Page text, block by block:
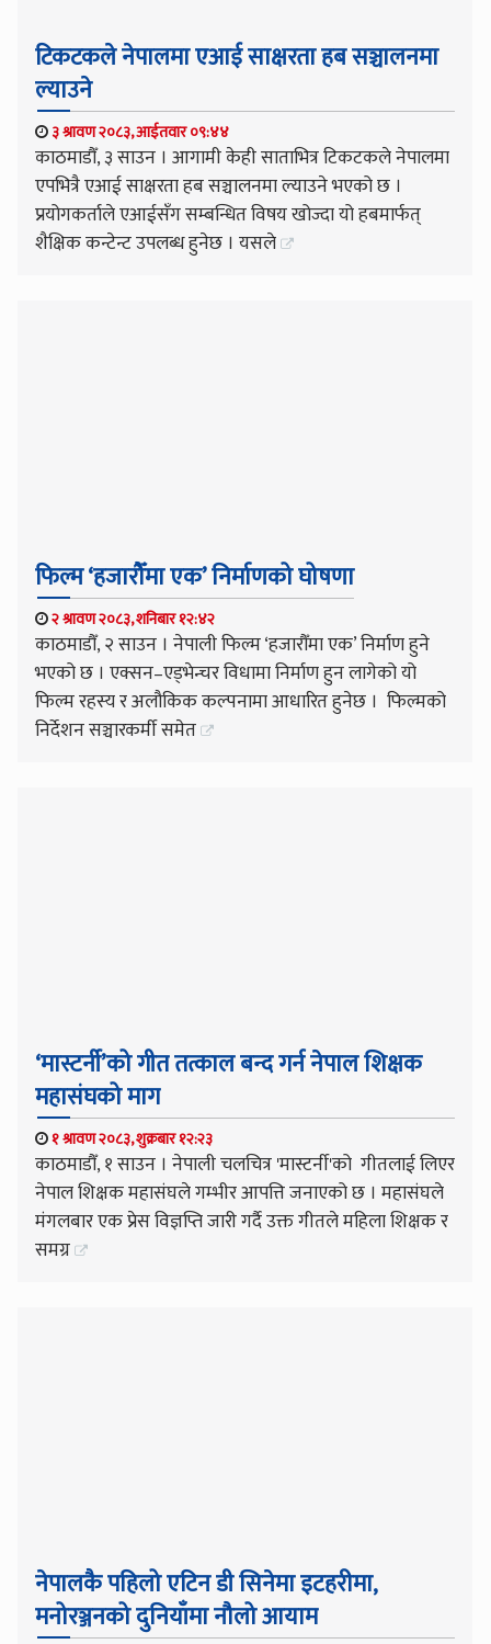
टिकटकले नेपालमा एआई साक्षरता हब सञ्चालनमा
ल्याउने
३ श्रावण २०८३, आईतवार ०९:४४
काठमाडौँ, ३ साउन । आगामी केही साताभित्र टिकटकले नेपालमा
एपभित्रै एआई साक्षरता हब सञ्चालनमा ल्याउने भएको छ ।
प्रयोगकर्ताले एआईसँग सम्बन्धित विषय खोज्दा यो हबमार्फत्
शैक्षिक कन्टेन्ट उपलब्ध हुनेछ । यसले
फिल्म ‘हजारौँमा एक’ निर्माणको घोषणा
२ श्रावण २०८३, शनिबार १२:४२
काठमाडौँ, २ साउन । नेपाली फिल्म ‘हजारौँमा एक’ निर्माण हुने
भएको छ । एक्सन–एड्भेन्चर विधामा निर्माण हुन लागेको यो
फिल्म रहस्य र अलौकिक कल्पनामा आधारित हुनेछ । फिल्मको
निर्देशन सञ्चारकर्मी समेत
‘मास्टर्नी’को गीत तत्काल बन्द गर्न नेपाल शिक्षक
महासंघको माग
१ श्रावण २०८३, शुक्रबार १२:२३
काठमाडौँ, १ साउन । नेपाली चलचित्र 'मास्टर्नी'को गीतलाई लिएर
नेपाल शिक्षक महासंघले गम्भीर आपत्ति जनाएको छ । महासंघले
मंगलबार एक प्रेस विज्ञप्ति जारी गर्दै उक्त गीतले महिला शिक्षक र
समग्र
नेपालकै पहिलो एटिन डी सिनेमा इटहरीमा,
मनोरञ्जनको दुनियाँमा नौलो आयाम